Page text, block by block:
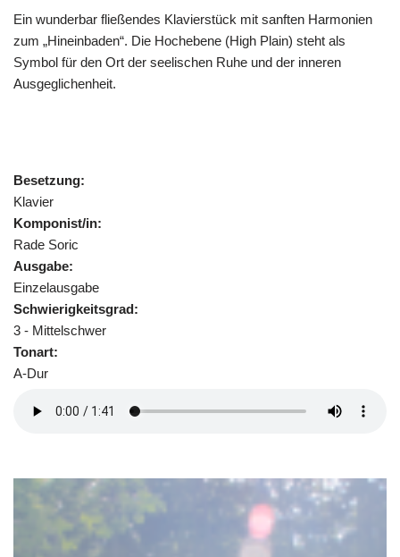
Ein wunderbar fließendes Klavierstück mit sanften Harmonien
zum „Hineinbaden“. Die Hochebene (High Plain) steht als
Symbol für den Ort der seelischen Ruhe und der inneren
Ausgeglichenheit.
Besetzung:
Klavier
Komponist/in:
Rade Soric
Ausgabe:
Einzelausgabe
Schwierigkeitsgrad:
3 - Mittelschwer
Tonart:
A-Dur